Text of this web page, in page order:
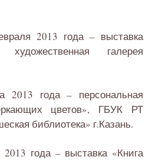
2013 года – выставка
галерея
года – персональная
цветов», ГБУК РТ
библиотека» г.Казань.
года – выставка «Книга